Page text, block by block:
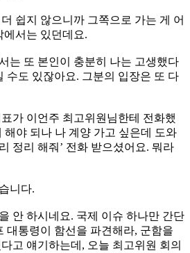
쉽지 않으니까 그쪽으로 가는 게 어
에서는 있던데요.
는 또 본인이 충분히 나는 고생했다
수도 있잖아요. 그분의 입장은 또 다
가 이언주 최고위원님한테 전화했
해야 되나 나 계양 가고 싶은데 도와
정리 해줘’ 전화 받으셨어요. 뭐라
니다.
안 하시네요. 국제 이슈 하나만 간단
대통령이 함선을 파견해라, 군함을
고 얘기하는데, 오늘 최고위원 회의